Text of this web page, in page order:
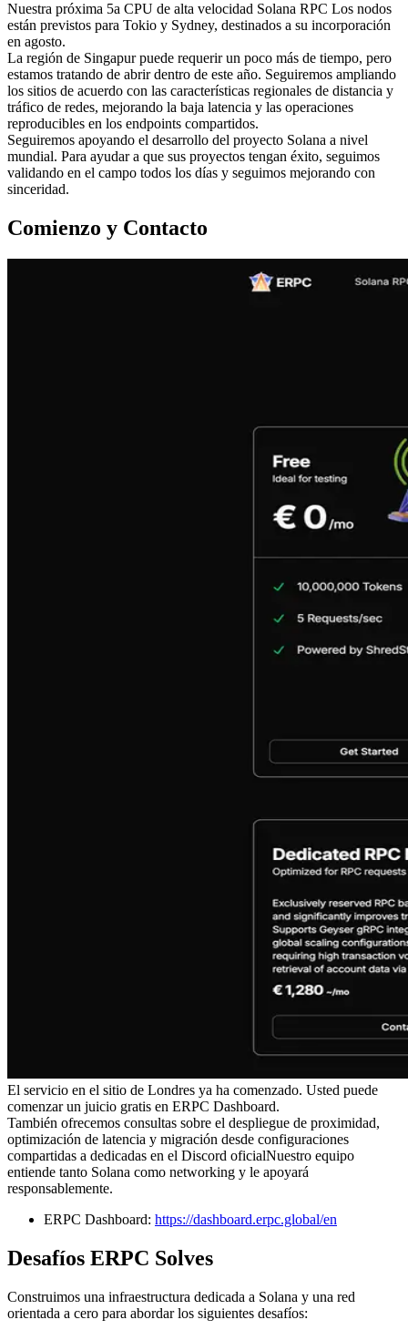
Nuestra próxima 5a CPU de alta velocidad Solana RPC Los nodos
están previstos para Tokio y Sydney, destinados a su incorporación
en agosto.
La región de Singapur puede requerir un poco más de tiempo, pero
estamos tratando de abrir dentro de este año. Seguiremos ampliando
los sitios de acuerdo con las características regionales de distancia y
tráfico de redes, mejorando la baja latencia y las operaciones
reproducibles en los endpoints compartidos.
Seguiremos apoyando el desarrollo del proyecto Solana a nivel
mundial. Para ayudar a que sus proyectos tengan éxito, seguimos
validando en el campo todos los días y seguimos mejorando con
sinceridad.
Comienzo y Contacto
El servicio en el sitio de Londres ya ha comenzado. Usted puede
comenzar un juicio gratis en ERPC Dashboard.
También ofrecemos consultas sobre el despliegue de proximidad,
optimización de latencia y migración desde configuraciones
compartidas a dedicadas en el Discord oficialNuestro equipo
entiende tanto Solana como networking y le apoyará
responsablemente.
ERPC Dashboard: https://dashboard.erpc.global/en
Desafíos ERPC Solves
Construimos una infraestructura dedicada a Solana y una red
orientada a cero para abordar los siguientes desafíos: